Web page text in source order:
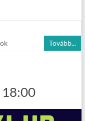
Tovább...